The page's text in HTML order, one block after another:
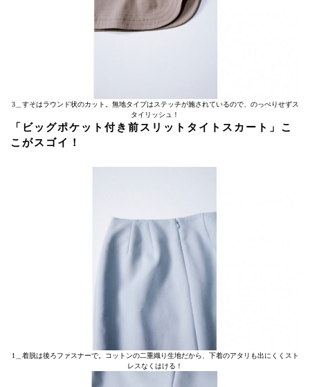
3＿すそはラウンド状のカット。無地タイプはステッチが施されているので、のっぺりせずス
タイリッシュ！
「ビッグポケット付き前スリットタイトスカート」こ
こがスゴイ！
1＿着脱は後ろファスナーで。コットンの二重織り生地だから、下着のアタリも出にくくスト
レスなくはける！